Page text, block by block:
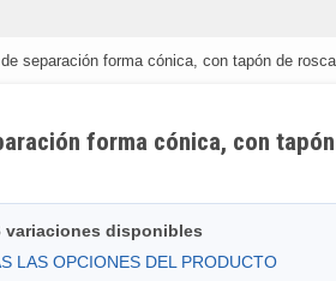
separación forma cónica, con tapón de
forma cónica, con
variaciones disponibles
LAS OPCIONES DEL PRODUCTO